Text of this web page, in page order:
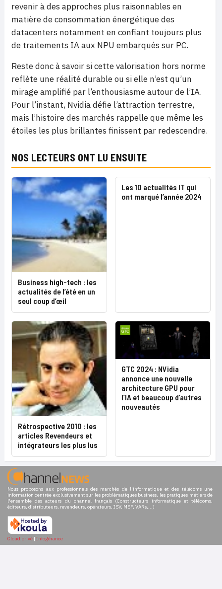
revenir à des approches plus raisonnables en
matière de consommation énergétique des
datacenters notamment en confiant toujours plus
de traitements IA aux NPU embarqués sur PC.
Reste donc à savoir si cette valorisation hors norme
reflète une réalité durable ou si elle n’est qu’un
mirage amplifié par l’enthousiasme autour de l’IA.
Pour l’instant, Nvidia défie l’attraction terrestre,
mais l’histoire des marchés rappelle que même les
étoiles les plus brillantes finissent par redescendre.
NOS LECTEURS ONT LU ENSUITE
Business high-tech : les
actualités de l’été en un
seul coup d’œil
Les 10 actualités IT qui
ont marqué l’année 2024
Rétrospective 2010 : les
articles Revendeurs et
intégrateurs les plus lus
GTC 2024 : NVidia
annonce une nouvelle
architecture GPU pour
l’IA et beaucoup d’autres
nouveautés
Nous proposons aux professionnels des marchés de l'informatique et des télécoms une
information centrée exclusivement sur les problématiques business, les pratiques métiers de
l'ensemble des acteurs du channel français (Constructeurs informatique et télécoms,
éditeurs, distributeurs, revendeurs, opérateurs, ISV, MSP, VARs,...)
Cloud privé | Infogérance